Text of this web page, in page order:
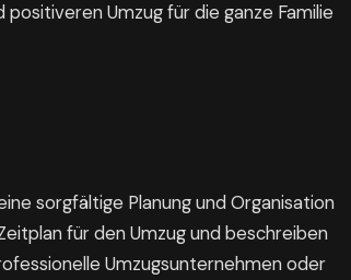
Umzug für die ganze Familie
sorgfältige Planung und Organisation
für den Umzug und beschreiben
Umzugsunternehmen oder